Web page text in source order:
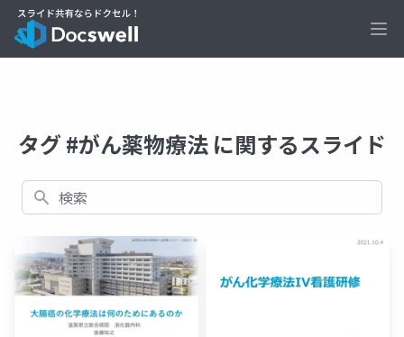
タグ #がん薬物療法 に関するスライド
検索